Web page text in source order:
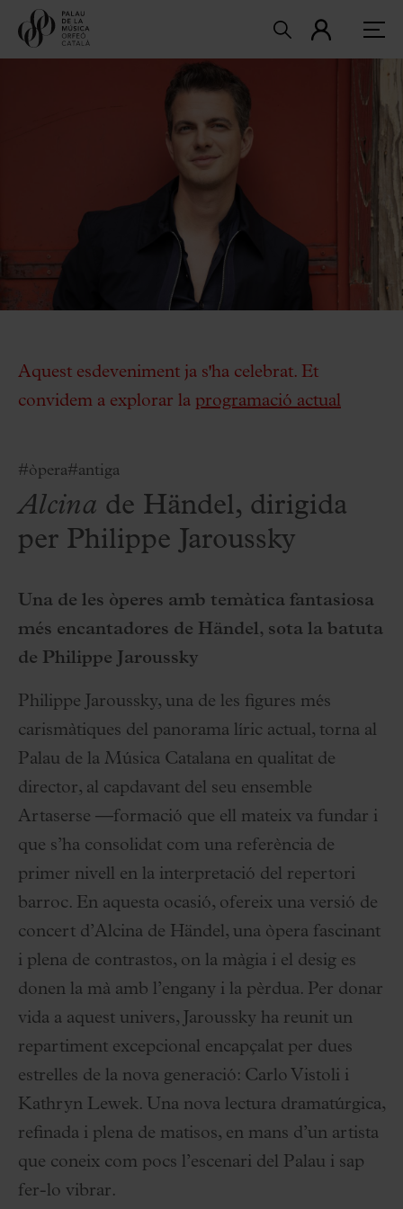
Aquest esdeveniment ja s'ha celebrat. Et
convidem a explorar la programació actual
#òpera#antiga
Alcina de Händel, dirigida
per Philippe Jaroussky
Una de les òperes amb temàtica fantasiosa
més encantadores de Händel, sota la batuta
de Philippe Jaroussky
Philippe Jaroussky, una de les figures més
carismàtiques del panorama líric actual, torna al
Palau de la Música Catalana en qualitat de
director, al capdavant del seu ensemble
Artaserse —formació que ell mateix va fundar i
que s’ha consolidat com una referència de
primer nivell en la interpretació del repertori
barroc. En aquesta ocasió, ofereix una versió de
concert d’Alcina de Händel, una òpera fascinant
i plena de contrastos, on la màgia i el desig es
donen la mà amb l’engany i la pèrdua. Per donar
vida a aquest univers, Jaroussky ha reunit un
repartiment excepcional encapçalat per dues
estrelles de la nova generació: Carlo Vistoli i
Kathryn Lewek. Una nova lectura dramatúrgica,
refinada i plena de matisos, en mans d’un artista
que coneix com pocs l’escenari del Palau i sap
fer-lo vibrar.